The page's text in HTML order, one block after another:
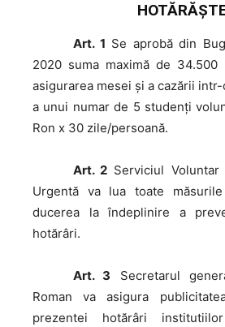
Art. 1 Se aprobă din
2020 suma maximă de 34.500
asigurarea mesei și a cazării
a unui numar de 5 studenți
Ron x 30 zile/persoană.
Art. 2 Serviciul
Urgentă va lua toate
ducerea la îndeplinire a
hotărâri.
Art. 3 Secretarul
Roman va asigura
prezentei hotărâri